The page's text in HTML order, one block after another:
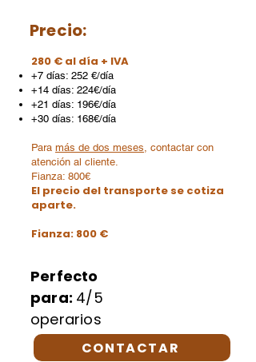
Precio:
280 € al día + IVA
+7 días: 252 €/día
+14 días: 224€/día
+21 días: 196€/día
+30 días: 168€/día
Para más de dos meses, contactar con
atención al cliente.
Fianza: 800€
El precio del transporte se cotiza
aparte.
Fianza: 800 €​
Perfecto
para: 4/5
operarios
CONTACTAR